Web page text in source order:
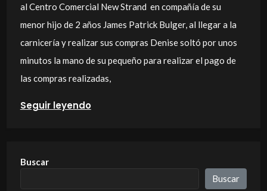
al Centro Comercial New Strand en compañía de su
menor hijo de 2 años James Patrick Bulger, al llegar a la
carnicería y realizar sus compras Denise soltó por unos
minutos la mano de su pequeño para realizar el pago de
las compras realizadas,
Seguir leyendo
Buscar
Buscar